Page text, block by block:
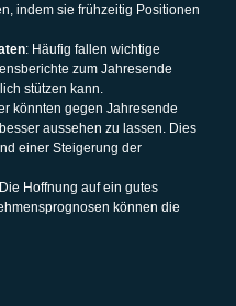
indem sie frühzeitig Positionen
: Häufig fallen wichtige
zum Jahresende
stützen kann.
könnten gegen Jahresende
aussehen zu lassen. Dies
einer Steigerung der
Hoffnung auf ein gutes
können die